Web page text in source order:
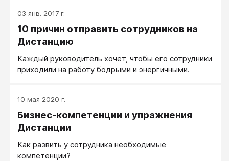
03 янв. 2017 г.
10 причин отправить сотрудников на
Дистанцию
Каждый руководитель хочет, чтобы его сотрудники
приходили на работу бодрыми и энергичными.
10 мая 2020 г.
Бизнес-компетенции и упражнения
Дистанции
Как развить у сотрудника необходимые
компетенции?